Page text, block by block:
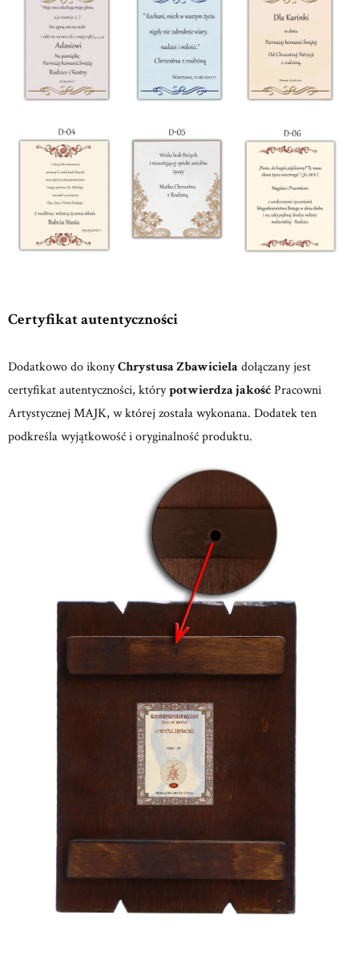
Certyfikat autentyczności
Dodatkowo do ikonyChrystusa Zbawiciela dołączany jest
certyfikat autentyczności, którypotwierdza jakośćPracowni
Artystycznej MAJK, w której została wykonana. Dodatek ten
podkreśla wyjątkowość i oryginalność produktu.